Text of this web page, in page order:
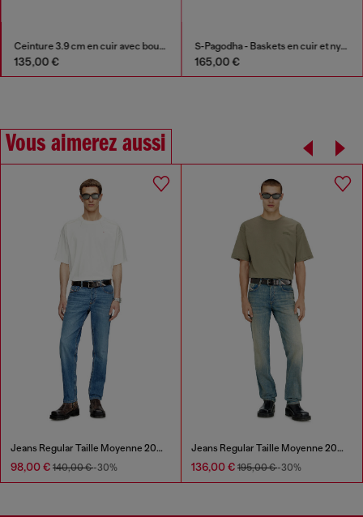
Ceinture 3.9 cm en cuir avec boucle D
135,00 €
S-Pagodha - Baskets en cuir et nylon
165,00 €
Vous aimerez aussi
Jeans Regular Taille Moyenne 2023 D-Finitive
98,00 € 140,00 €-30%
Jeans Regular Taille Moyenne 2023 D-Finitive
136,00 € 195,00 €-30%